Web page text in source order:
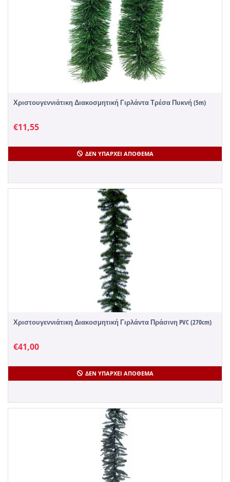
Χριστουγεννιάτικη Διακοσμητική Γιρλάντα Τρέσα Πυκνή (5m)
€11,55
ΔΕΝ ΥΠΆΡΧΕΙ ΑΠΌΘΕΜΑ
Χριστουγεννιάτικη Διακοσμητική Γιρλάντα Πράσινη PVC (270cm)
€41,00
ΔΕΝ ΥΠΆΡΧΕΙ ΑΠΌΘΕΜΑ